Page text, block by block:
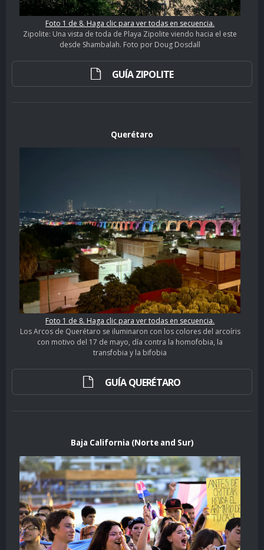
Foto 1 de 8. Haga clic para ver todas en secuencia.
Zipolite: Una vista de toda de Playa Zipolite viendo hacia el este
desde Shambalah. Foto por Doug Dosdall
GUÍA ZIPOLITE
Querétaro
Foto 1 de 8. Haga clic para ver todas en secuencia.
Los Arcos de Querétaro se iluminaron con los colores del arcoíris
con motivo del 17 de mayo, día contra la homofobia, la
transfobia y la bifobia
GUÍA QUERÉTARO
Baja California (Norte and Sur)